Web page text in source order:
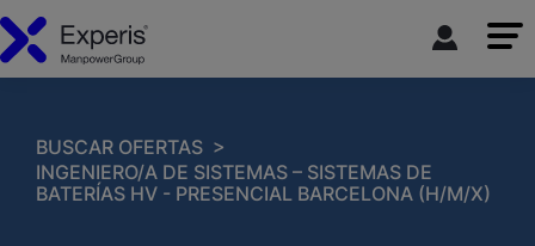
BUSCAR OFERTAS >
INGENIERO/A DE SISTEMAS – SISTEMAS DE
BATERÍAS HV - PRESENCIAL BARCELONA (H/M/X)